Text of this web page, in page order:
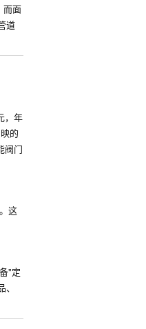
而面
道
，年
的
阀门
这
"定